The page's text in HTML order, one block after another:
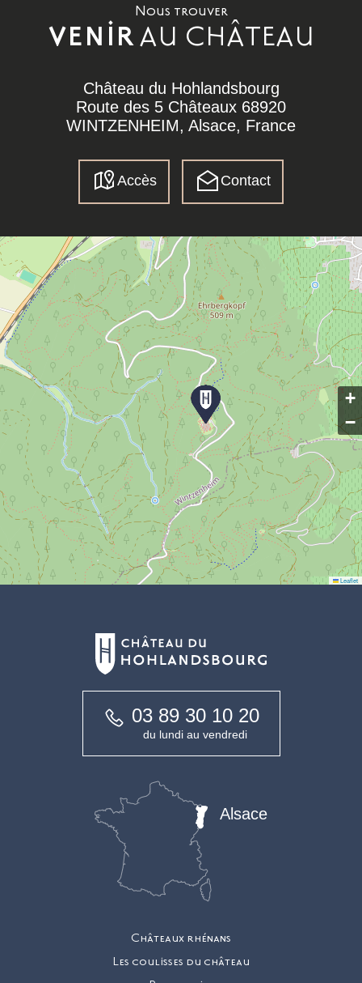
Nous trouver
VENIRAU CHÂTEAU
Château du Hohlandsbourg
Route des 5 Châteaux 68920
WINTZENHEIM, Alsace, France
Accès Contact
+
−
Leaflet
03 89 30 10 20
du lundi au vendredi
Châteaux rhénans
Les coulisses du château
Alsace